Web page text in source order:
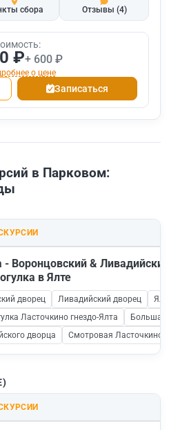
сбора Отзывы (4)
₽+ 600 ₽
о цене
Записаться
в Парковом:
Воронцовский &
в Ялте
дворец Ливадийский дворец
Ласточкино гнездо-Ялта
Большая
дворца
Смотровая Ласточкино